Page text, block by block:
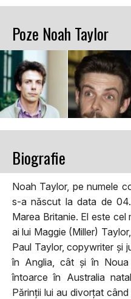
Poze Noah Taylor
Biografie
Noah Taylor, pe numele
s-a născut la data de
Marea Britanie. El este
ai lui Maggie (Miller)
Paul Taylor, copywriter și
în Anglia, cât și în
întoarce în Australia
Părinții lui au divorțat